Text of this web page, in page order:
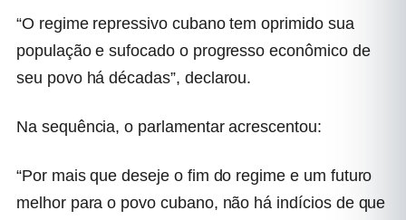
“O regime repressivo cubano tem oprimido sua
população e sufocado o progresso econômico de
seu povo há décadas”, declarou.
Na sequência, o parlamentar acrescentou:
“Por mais que deseje o fim do regime e um futuro
melhor para o povo cubano, não há indícios de que